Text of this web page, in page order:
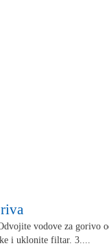
vodove za gorivo
i uklonite filtar. 3....